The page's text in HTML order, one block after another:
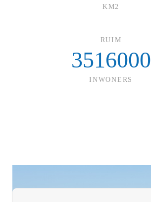
KM2
RUIM
3516000
INWONERS